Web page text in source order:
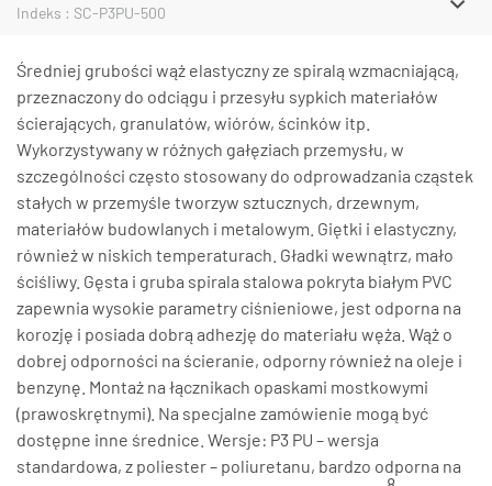
Indeks : SC-P3PU-500
Średniej grubości wąż elastyczny ze spiralą wzmacniającą,
przeznaczony do odciągu i przesyłu sypkich materiałów
ścierających, granulatów, wiórów, ścinków itp.
Wykorzystywany w różnych gałęziach przemysłu, w
szczególności często stosowany do odprowadzania cząstek
stałych w przemyśle tworzyw sztucznych, drzewnym,
materiałów budowlanych i metalowym. Giętki i elastyczny,
również w niskich temperaturach. Gładki wewnątrz, mało
ściśliwy. Gęsta i gruba spirala stalowa pokryta białym PVC
zapewnia wysokie parametry ciśnieniowe, jest odporna na
korozję i posiada dobrą adhezję do materiału węża. Wąż o
dobrej odporności na ścieranie, odporny również na oleje i
benzynę. Montaż na łącznikach opaskami mostkowymi
(prawoskrętnymi). Na specjalne zamówienie mogą być
dostępne inne średnice. Wersje: P3 PU – wersja
standardowa, z poliester – poliuretanu, bardzo odporna na